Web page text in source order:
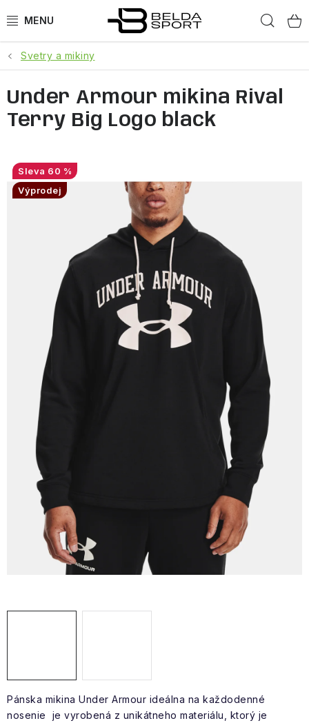
na
SPORTY
BĚH
GOLDBERGH
BOGNER
OBLEČENÍ
VÝPRODEJ
NAŠE SLUŽBY
NEZAŘAZENÉ
NOVÝ IMPORT
ZIMNÍ SPORTY
LETNÍ SPORTY
EXTRAS
ZNAČKY
Svetry a mikiny
Pánska mikina Under Armour ideálna na každodenné
nosenie je vyrobená z unikátneho materiálu, ktorý je
Under Armour mikina Rival
Terry Big Logo black
60 %
Výprodej